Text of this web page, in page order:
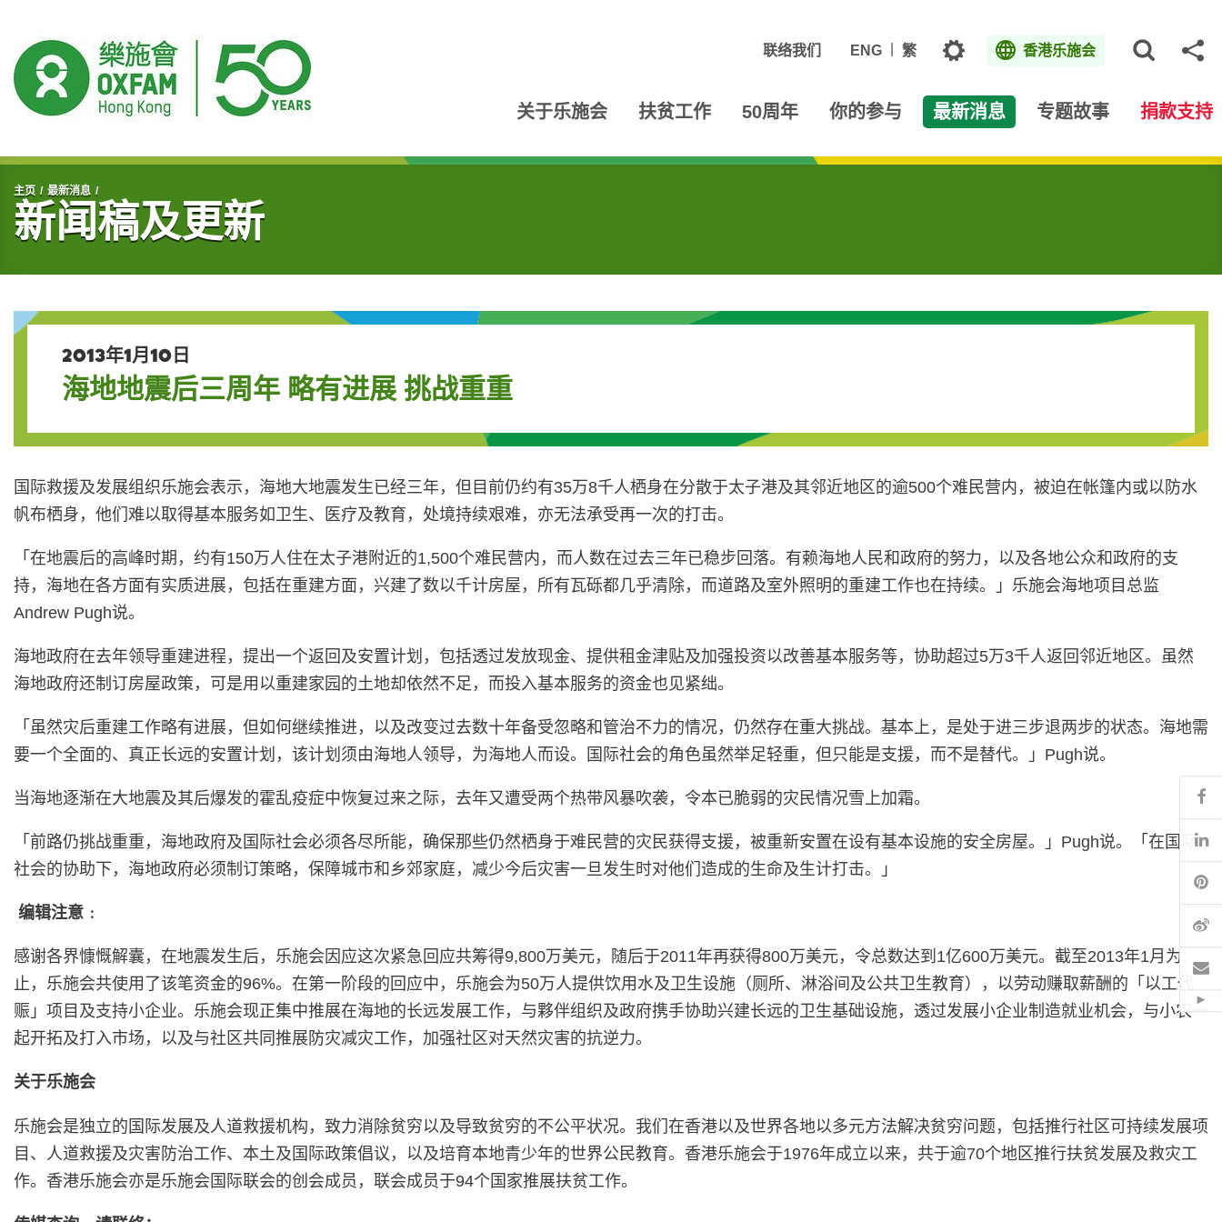
联络我们 ENG 繁 主题 香港乐施会
关于乐施会 扶贫工作 50周年 你的参与 最新消息 专题故事 捐款支持
开始主要内容
主页 最新消息
新闻稿及更新
2013年1月10日
海地地震后三周年 略有进展 挑战重重
国际救援及发展组织乐施会表示，海地大地震发生已经三年，但目前仍约有35万8千人栖身在分散于太子港及其邻近地区的逾500个难民营内，被迫在帐篷内或以防水
帆布栖身，他们难以取得基本服务如卫生、医疗及教育，处境持续艰难，亦无法承受再一次的打击。
「在地震后的高峰时期，约有150万人住在太子港附近的1,500个难民营内，而人数在过去三年已稳步回落。有赖海地人民和政府的努力，以及各地公众和政府的支
持，海地在各方面有实质进展，包括在重建方面，兴建了数以千计房屋，所有瓦砾都几乎清除，而道路及室外照明的重建工作也在持续。」乐施会海地项目总监
Andrew Pugh说。
海地政府在去年领导重建进程，提出一个返回及安置计划，包括透过发放现金、提供租金津贴及加强投资以改善基本服务等，协助超过5万3千人返回邻近地区。虽然
海地政府还制订房屋政策，可是用以重建家园的土地却依然不足，而投入基本服务的资金也见紧绌。
「虽然灾后重建工作略有进展，但如何继续推进，以及改变过去数十年备受忽略和管治不力的情况，仍然存在重大挑战。基本上，是处于进三步退两步的状态。海地需
要一个全面的、真正长远的安置计划，该计划须由海地人领导，为海地人而设。国际社会的角色虽然举足轻重，但只能是支援，而不是替代。」Pugh说。
当海地逐渐在大地震及其后爆发的霍乱疫症中恢复过来之际，去年又遭受两个热带风暴吹袭，令本已脆弱的灾民情况雪上加霜。
「前路仍挑战重重，海地政府及国际社会必须各尽所能，确保那些仍然栖身于难民营的灾民获得支援，被重新安置在设有基本设施的安全房屋。」Pugh说。「在国际
社会的协助下，海地政府必须制订策略，保障城市和乡郊家庭，减少今后灾害一旦发生时对他们造成的生命及生计打击。」
编辑注意﹕
感谢各界慷慨解囊，在地震发生后，乐施会因应这次紧急回应共筹得9,800万美元，随后于2011年再获得800万美元，令总数达到1亿600万美元。截至2013年1月为
止，乐施会共使用了该笔资金的96%。在第一阶段的回应中，乐施会为50万人提供饮用水及卫生设施（厕所、淋浴间及公共卫生教育），以劳动赚取薪酬的「以工代
赈」项目及支持小企业。乐施会现正集中推展在海地的长远发展工作，与夥伴组织及政府携手协助兴建长远的卫生基础设施，透过发展小企业制造就业机会，与小农一
起开拓及打入市场，以及与社区共同推展防灾减灾工作，加强社区对天然灾害的抗逆力。
关于乐施会
乐施会是独立的国际发展及人道救援机构，致力消除贫穷以及导致贫穷的不公平状况。我们在香港以及世界各地以多元方法解决贫穷问题，包括推行社区可持续发展项
目、人道救援及灾害防治工作、本土及国际政策倡议，以及培育本地青少年的世界公民教育。香港乐施会于1976年成立以来，共于逾70个地区推行扶贫发展及救灾工
作。香港乐施会亦是乐施会国际联会的创会成员，联会成员于94个国家推展扶贫工作。